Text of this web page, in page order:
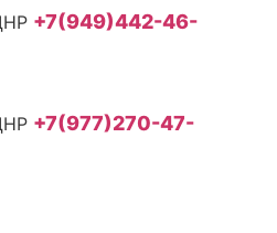
+7(949)442-46-
+7(977)270-47-